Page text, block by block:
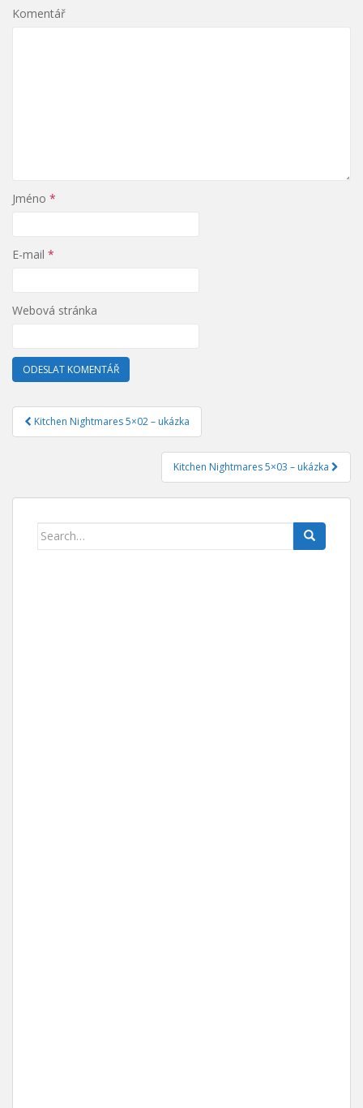
Komentář
Jméno *
E-mail *
Webová stránka
Navigace pro příspěvek
Kitchen Nightmares 5×02 – ukázka
Kitchen Nightmares 5×03 – ukázka
Search for: